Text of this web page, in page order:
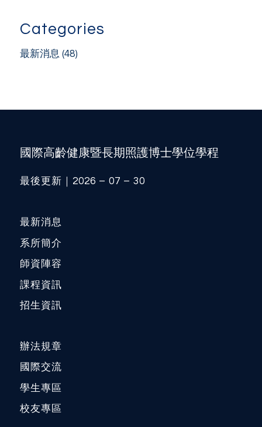
Categories
最新消息 (48)
國際高齡健康暨長期照護博士學位學程
最後更新｜2026 – 07 – 30
最新消息
系所簡介
師資陣容
課程資訊
招生資訊
辦法規章
國際交流
學生專區
校友專區